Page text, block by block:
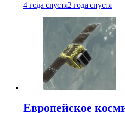
4 года спустя2 года спустя
Европейское